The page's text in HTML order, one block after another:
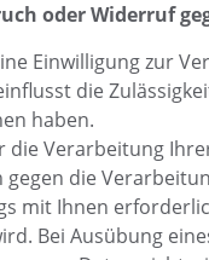
oder Widerruf
Einwilligung zur
die
haben.
die Verarbeitung
die
mit Ihnen
Bei Ausübung